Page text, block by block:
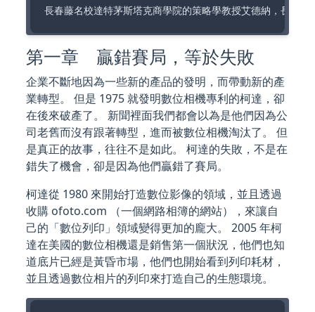
第一章 贏錯賽局，等於失敗
企業不斷地因為一些新的產品的發明，而帶動新的產
業轉型。 但是 1975 就發明數位相機專利的柯達，卻
在後來破產了。 新聞裡面我們都會以為是他們因為公
司老舊而沒有跟著轉型，進而被數位相機淘汰了。 但
是真正的故事，往往不是如此。 柯達的失敗，不是在
錯失了機會，卻是因為他們贏錯了賽局。
柯達從 1980 來開始打造數位影像的領域，並且透過
收購 ofoto.com （一個網路相簿的網站），來讓自
己的「數位列印」領域變得更加的龐大。 2005 年柯
達在美國的數位相機還是銷售第一個狀況，他們也知
道底片已經是黃昏市場，他們也開始看到列印耗材，
並且透過數位相片的列印來打造自己的生態環境。